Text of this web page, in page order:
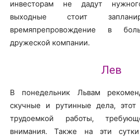
инвесторам не дадут
выходные стоит
времяпрепровождение в
дружеской компании.
Лев
В понедельник Львам
скучные и рутинные дела,
трудоемкой работы,
внимания. Также на эти